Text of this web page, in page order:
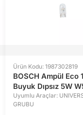
Ürün Kodu: 1987302819
BOSCH Ampül Eco
Buyuk Dıpsız 5W
Uyumlu Araçlar:
GRUBU